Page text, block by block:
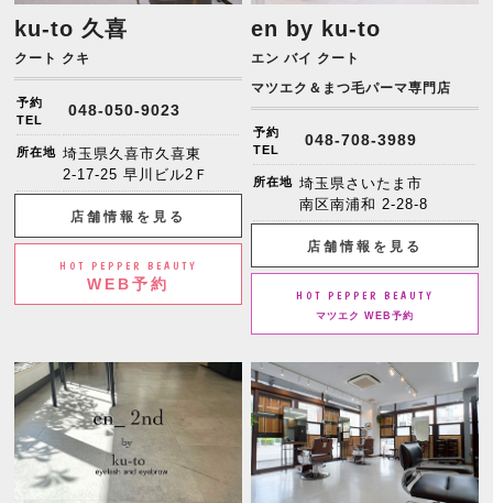
ku-to 久喜
クート クキ
予約
TEL
048-050-9023
所在地 埼玉県久喜市久喜東
2-17-25 早川ビル2Ｆ
店舗情報を見る
HOT PEPPER BEAUTY
WEB予約
en by ku-to
エン バイ クート
マツエク＆まつ毛パーマ専門店
予約
TEL
048-708-3989
所在地 埼玉県さいたま市
南区南浦和 2-28-8
店舗情報を見る
HOT PEPPER BEAUTY
マツエク WEB予約